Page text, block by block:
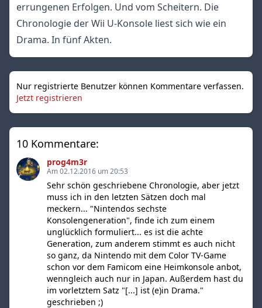
errungenen Erfolgen. Und vom Scheitern. Die
Chronologie der Wii U-Konsole liest sich wie ein
Drama. In fünf Akten.
Nur registrierte Benutzer können Kommentare verfassen.
Jetzt registrieren
10 Kommentare:
prog4m3r
Am 02.12.2016 um 20:53
Sehr schön geschriebene Chronologie, aber jetzt
muss ich in den letzten Sätzen doch mal
meckern... "Nintendos sechste
Konsolengeneration", finde ich zum einem
unglücklich formuliert... es ist die achte
Generation, zum anderem stimmt es auch nicht
so ganz, da Nintendo mit dem Color TV-Game
schon vor dem Famicom eine Heimkonsole anbot,
wenngleich auch nur in Japan. Außerdem hast du
im vorletztem Satz "[...] ist (e)in Drama."
geschrieben ;)